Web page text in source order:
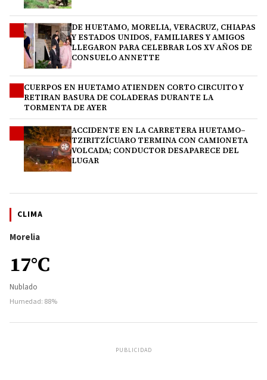
DE HUETAMO, MORELIA, VERACRUZ, CHIAPAS
Y ESTADOS UNIDOS, FAMILIARES Y AMIGOS
LLEGARON PARA CELEBRAR LOS XV AÑOS DE
CONSUELO ANNETTE
CUERPOS EN HUETAMO ATIENDEN CORTO CIRCUITO Y
RETIRAN BASURA DE COLADERAS DURANTE LA
TORMENTA DE AYER
ACCIDENTE EN LA CARRETERA HUETAMO–
TZIRITZÍCUARO TERMINA CON CAMIONETA
VOLCADA; CONDUCTOR DESAPARECE DEL
LUGAR
CLIMA
Morelia
17°C
Nublado
Humedad: 88%
PUBLICIDAD